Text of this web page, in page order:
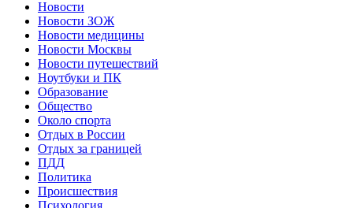
Новости
Новости ЗОЖ
Новости медицины
Новости Москвы
Новости путешествий
Ноутбуки и ПК
Образование
Общество
Около спорта
Отдых в России
Отдых за границей
ПДД
Политика
Происшествия
Психология